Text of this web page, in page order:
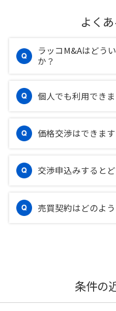
よく
ラッコM&Aはどう
か？
個人でも利用でき
価格交渉はできま
交渉申込みすると
売買契約はどのよ
条件の